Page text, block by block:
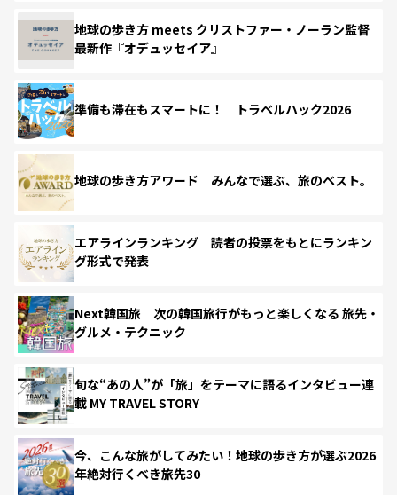
地球の歩き方 meets クリストファー・ノーラン監督
最新作『オデュッセイア』
準備も滞在もスマートに！ トラベルハック2026
地球の歩き方アワード みんなで選ぶ、旅のベスト。
エアラインランキング 読者の投票をもとにランキン
グ形式で発表
Next韓国旅 次の韓国旅行がもっと楽しくなる 旅先・
グルメ・テクニック
旬な“あの人”が「旅」をテーマに語るインタビュー連
載 MY TRAVEL STORY
今、こんな旅がしてみたい！地球の歩き方が選ぶ2026
年絶対行くべき旅先30